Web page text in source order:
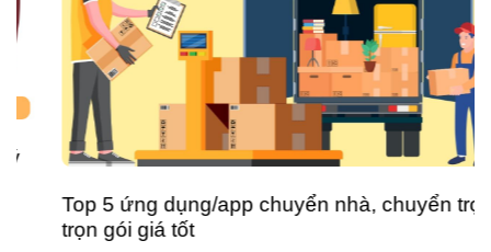
Top 5 ứng dụng/app chuyển nhà, chuyển trọ
trọn gói giá tốt